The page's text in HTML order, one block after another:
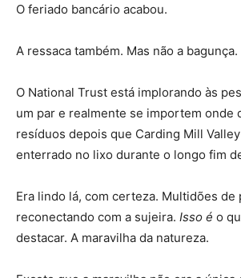
O feriado bancário acabou.
A ressaca também. Mas não a bagunça.
O National Trust está implorando às
um par e realmente se importem onde
resíduos depois que Carding Mill
enterrado no lixo durante o longo fim
Era lindo lá, com certeza. Multidões de
reconectando com a sujeira. Isso é o
destacar. A maravilha da natureza.